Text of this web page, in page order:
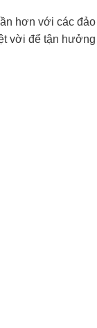
hơn với các đảo
vời để tận hưởng